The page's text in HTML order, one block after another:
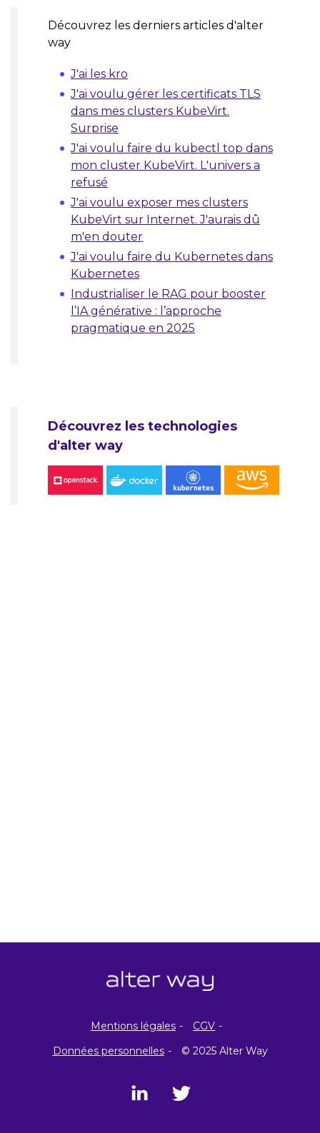
Découvrez les derniers articles d'alter
way
J'ai les kro
J'ai voulu gérer les certificats TLS
dans mes clusters KubeVirt.
Surprise
J'ai voulu faire du kubectl top dans
mon cluster KubeVirt. L'univers a
refusé
J'ai voulu exposer mes clusters
KubeVirt sur Internet. J'aurais dû
m'en douter
J'ai voulu faire du Kubernetes dans
Kubernetes
Industrialiser le RAG pour booster
l’IA générative : l’approche
pragmatique en 2025
Découvrez les technologies
d'alter way
Mentions légales
CGV
Données personnelles
© 2025 Alter Way